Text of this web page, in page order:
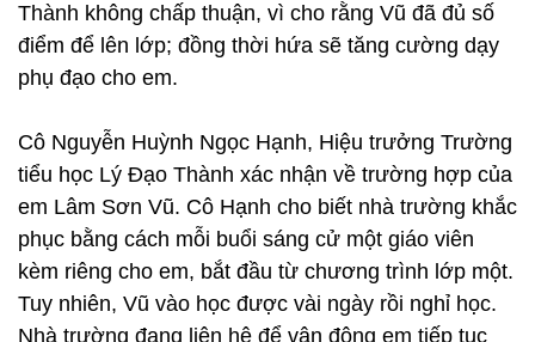
Thành không chấp thuận, vì cho rằng Vũ đã đủ số
điểm để lên lớp; đồng thời hứa sẽ tăng cường dạy
phụ đạo cho em.
Cô Nguyễn Huỳnh Ngọc Hạnh, Hiệu trưởng Trường
tiểu học Lý Đạo Thành xác nhận về trường hợp của
em Lâm Sơn Vũ. Cô Hạnh cho biết nhà trường khắc
phục bằng cách mỗi buổi sáng cử một giáo viên
kèm riêng cho em, bắt đầu từ chương trình lớp một.
Tuy nhiên, Vũ vào học được vài ngày rồi nghỉ học.
Nhà trường đang liên hệ để vận động em tiếp tục